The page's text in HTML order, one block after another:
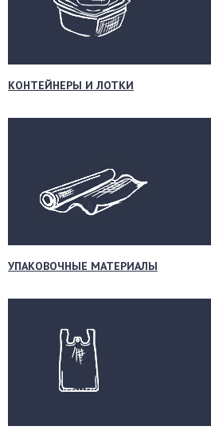
КОНТЕЙНЕРЫ И ЛОТКИ
УПАКОВОЧНЫЕ МАТЕРИАЛЫ